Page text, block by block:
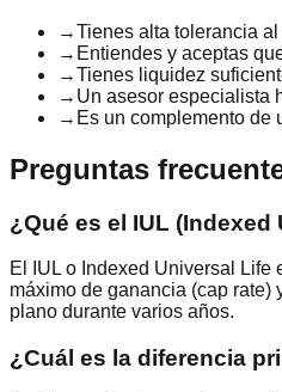
→Tienes alta tolerancia
→ Entiendes y aceptas
→Tienes liquidez
→ Un asesor especialista
→ Es un complemento de
Preguntas
¿Qué es el IUL (Indexed
El IUL o Indexed Universal
máximo de ganancia (cap rate)
plano durante varios años.
¿Cuál es la diferencia